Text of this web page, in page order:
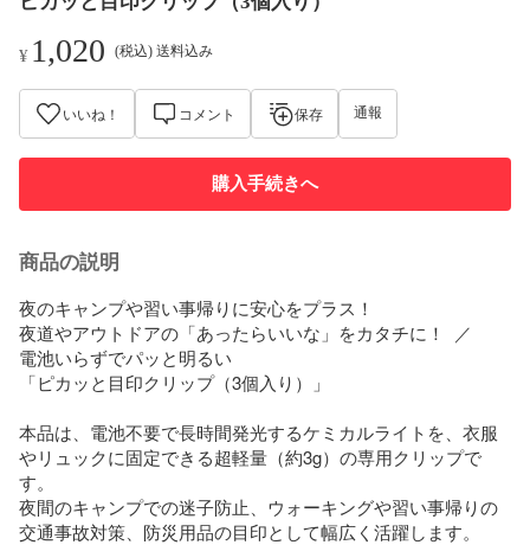
¥ 1,020 (税込) 送料込み
いいね！ コメント 保存 通報
購入手続きへ
商品の説明
夜のキャンプや習い事帰りに安心をプラス！
夜道やアウトドアの「あったらいいな」をカタチに！  ／
電池いらずでパッと明るい
「ピカッと目印クリップ（3個入り）」
本品は、電池不要で長時間発光するケミカルライトを、衣服
やリュックに固定できる超軽量（約3g）の専用クリップで
す。
夜間のキャンプでの迷子防止、ウォーキングや習い事帰りの
交通事故対策、防災用品の目印として幅広く活躍します。